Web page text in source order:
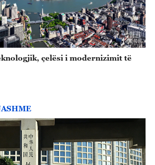
çelësi i modernizimit të